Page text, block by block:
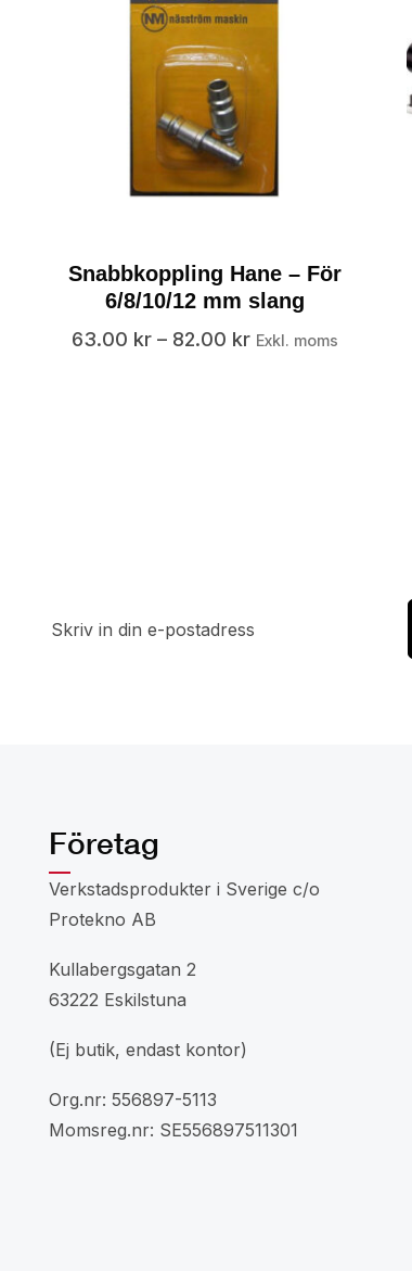
Snabbkoppling Hane – För
6/8/10/12 mm slang
63.00 kr– 82.00 kr Exkl. moms
Företag
Verkstadsprodukter i Sverige c/o
Protekno AB
Kullabergsgatan 2
63222 Eskilstuna
(Ej butik, endast kontor)
Org.nr: 556897-5113
Momsreg.nr: SE556897511301